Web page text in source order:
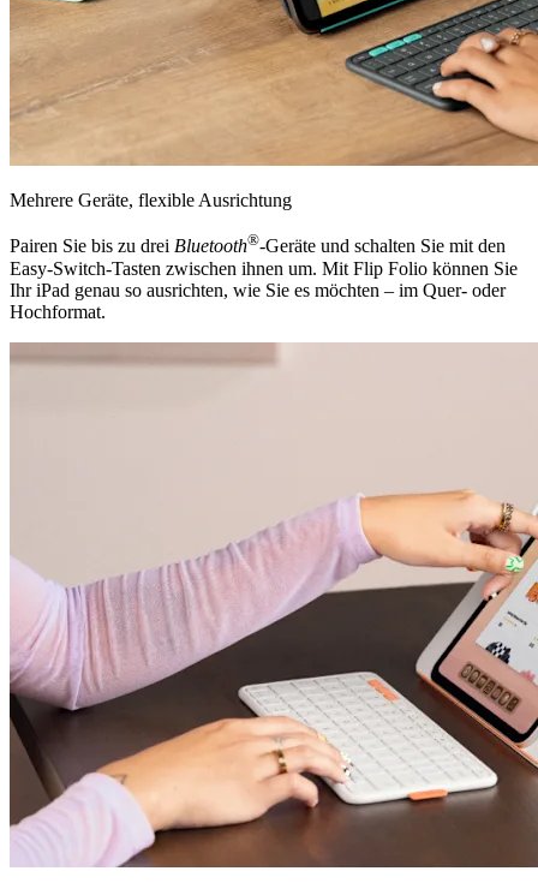
Mehrere Geräte, flexible Ausrichtung
Pairen Sie bis zu drei Bluetooth®-Geräte und schalten Sie mit den
Easy-Switch-Tasten zwischen ihnen um. Mit Flip Folio können Sie
Ihr iPad genau so ausrichten, wie Sie es möchten – im Quer- oder
Hochformat.